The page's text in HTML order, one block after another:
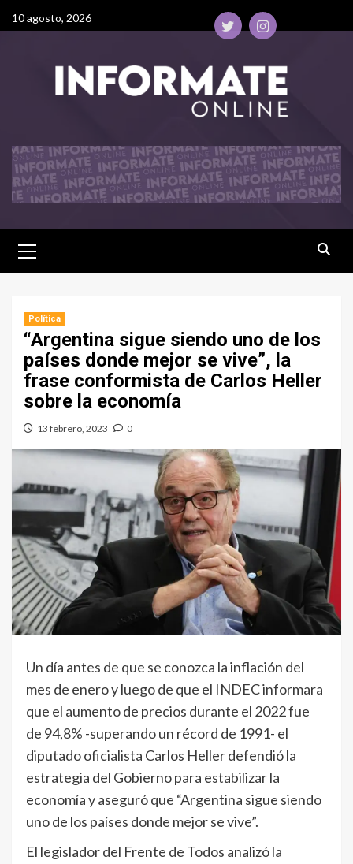
10 agosto, 2026
Política
“Argentina sigue siendo uno de los
países donde mejor se vive”, la
frase conformista de Carlos Heller
sobre la economía
13 febrero, 2023 0
Un día antes de que se conozca la inflación del
mes de enero y luego de que el INDEC informara
que el aumento de precios durante el 2022 fue
de 94,8% -superando un récord de 1991- el
diputado oficialista Carlos Heller defendió la
estrategia del Gobierno para estabilizar la
economía y aseguró que “Argentina sigue siendo
uno de los países donde mejor se vive”.
El legislador del Frente de Todos analizó la